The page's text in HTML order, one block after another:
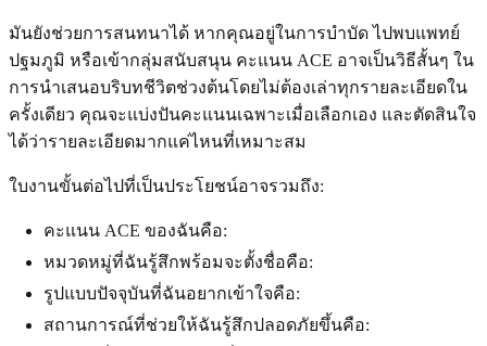
มันยังช่วยการสนทนาได้ หากคุณอยู่ในการบำบัด ไปพบแพทย์
ปฐมภูมิ หรือเข้ากลุ่มสนับสนุน คะแนน ACE อาจเป็นวิธีสั้นๆ ใน
การนำเสนอบริบทชีวิตช่วงต้นโดยไม่ต้องเล่าทุกรายละเอียดใน
ครั้งเดียว คุณจะแบ่งปันคะแนนเฉพาะเมื่อเลือกเอง และตัดสินใจ
ได้ว่ารายละเอียดมากแค่ไหนที่เหมาะสม
ใบงานขั้นต่อไปที่เป็นประโยชน์อาจรวมถึง:
คะแนน ACE ของฉันคือ:
หมวดหมู่ที่ฉันรู้สึกพร้อมจะตั้งชื่อคือ:
รูปแบบปัจจุบันที่ฉันอยากเข้าใจคือ:
สถานการณ์ที่ช่วยให้ฉันรู้สึกปลอดภัยขึ้นคือ: